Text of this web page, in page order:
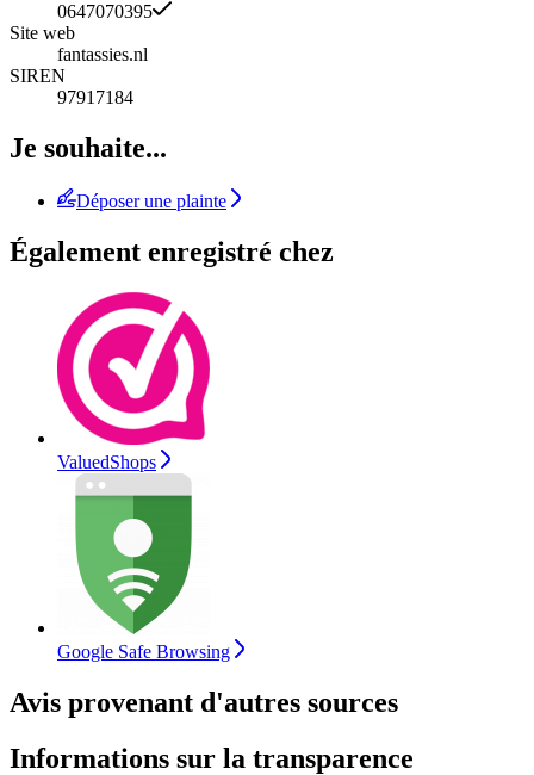
0647070395
Site web
fantassies.nl
SIREN
97917184
Je souhaite...
Déposer une plainte
Également enregistré chez
ValuedShops
Google Safe Browsing
Avis provenant d'autres sources
Informations sur la transparence